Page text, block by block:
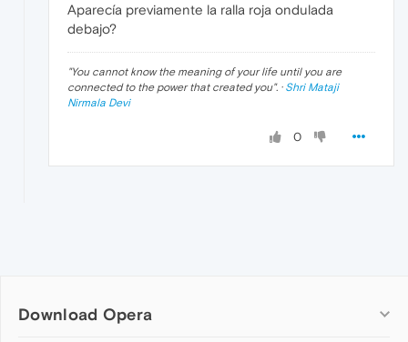
Aparecía previamente la ralla roja ondulada
debajo?
"You cannot know the meaning of your life until you are
connected to the power that created you". · Shri Mataji
Nirmala Devi
0
Download Opera